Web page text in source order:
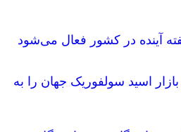
آینده در کشور فعال می‌شود
بازار اسید سولفوریک جهان را به